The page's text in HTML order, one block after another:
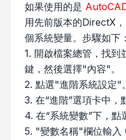
如果使用的是
用先前版本的DirectX
個系統變量。步驟如下：
1. 開啟檔案總管，找
鍵，然後選擇"內容"。
2. 點選"進階系統設定"。
3. 在“進階”選項卡中，
4. 在“系統變數”下，點
5. "變數名稱"欄位輸入